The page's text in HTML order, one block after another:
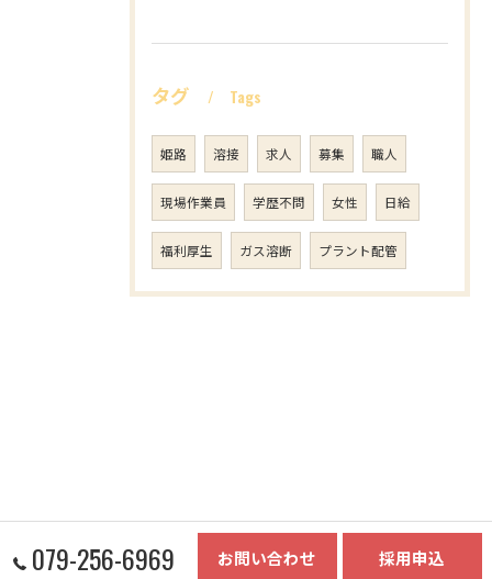
タグ Tags
姫路 溶接 求人 募集 職人
現場作業員 学歴不問 女性 日給
福利厚生 ガス溶断 プラント配管
079-256-6969 お問い合わせ 採用申込